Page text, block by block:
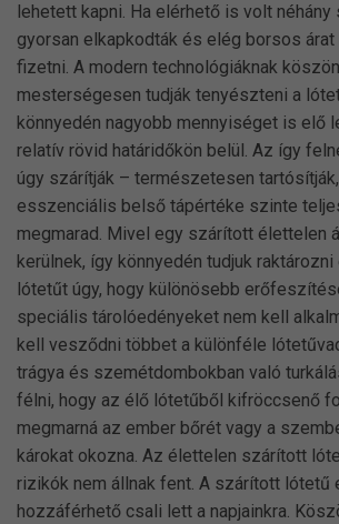
lehetett kapni. Ha elérhető is volt
gyorsan elkapkodták és elég borsos
fizetni. A modern technológiáknak
mesterségesen tudják tenyészteni a
könnyedén nagyobb mennyiséget is elő
relatív rövid határidőkön belül. Az így
úgy szárítják – természetesen
esszenciális belső tápértéke szinte
megmarad. Mivel egy szárított élettelen
kerülnek, így könnyedén tudjuk
lótetűt úgy, hogy különösebb
speciális tárolóedényeket nem kell
kell vesződni többet a különféle
trágya és szemétdombokban való
félni, hogy az élő lótetűből kifröccsenő
megmarná az ember bőrét vagy a
károkat okozna. Az élettelen szárított
rizikók nem állnak fent. A szárított lótetű
hozzáférhető csali lett a napjainkra.